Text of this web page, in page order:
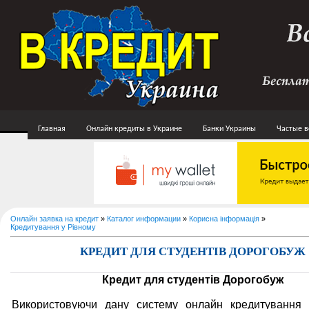
Главная Онлайн кредиты в Украине Банки Украины Частые
Онлайн заявка на кредит » Каталог информации » Корисна інформація »
Кредитування у Рівному
КРЕДИТ ДЛЯ СТУДЕНТІВ ДОРОГОБУЖ
Кредит для студентів Дорогобуж
Використовуючи дану систему онлайн